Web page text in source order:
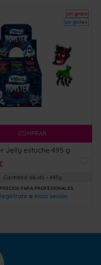
sin grasa
sin gluten
COMPRAR
Jelly estuche 495 g
Cantidad: 66uds – 485g
PRECIOS PARA PROFESIONALES
o inicia sesión